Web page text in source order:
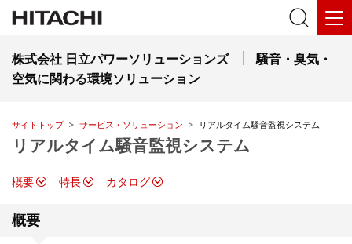
株式会社 日立パワーソリューションズ
騒音・臭気・
空気に関わる環境ソリューション
サイトトップ サービス・ソリューション リアルタイム騒音監視システム
リアルタイム騒音監視システム
概要 特長 カタログ
概要